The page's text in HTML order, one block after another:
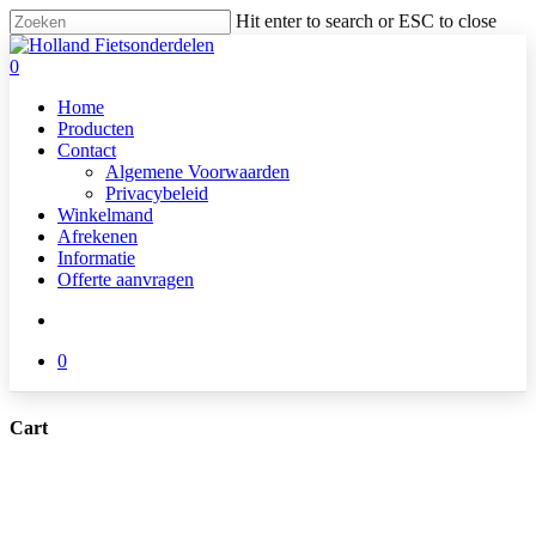
Skip
to
main
Hit enter to search or ESC to close
Close
Search
search
0
Home
Producten
Contact
Algemene Voorwaarden
Privacybeleid
Winkelmand
Afrekenen
Informatie
Offerte aanvragen
0
Cart